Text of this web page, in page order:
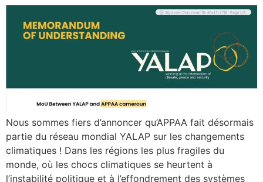
Nous sommes fiers d’annoncer qu’APPAA fait désormais
partie du réseau mondial YALAP sur les changements
climatiques ! Dans les régions les plus fragiles du
monde, où les chocs climatiques se heurtent à
l’instabilité politique et à l’effondrement des systèmes